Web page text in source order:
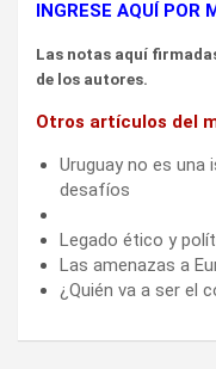
INGRESE AQUÍ POR
Las notas aquí
de los autores.
Otros artículos del
Uruguay no es una
desafíos
Legado ético y
Las amenazas a
¿Quién va a ser el